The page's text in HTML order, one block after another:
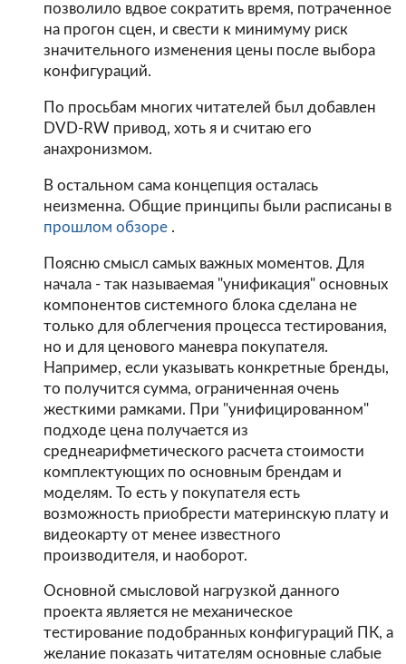
позволило вдвое сократить время, потраченное
на прогон сцен, и свести к минимуму риск
значительного изменения цены после выбора
конфигураций.
По просьбам многих читателей был добавлен
DVD-RW привод, хоть я и считаю его
анахронизмом.
В остальном сама концепция осталась
неизменна. Общие принципы были расписаны в
прошлом обзоре .
Поясню смысл самых важных моментов. Для
начала - так называемая "унификация" основных
компонентов системного блока сделана не
только для облегчения процесса тестирования,
но и для ценового маневра покупателя.
Например, если указывать конкретные бренды,
то получится сумма, ограниченная очень
жесткими рамками. При "унифицированном"
подходе цена получается из
среднеарифметического расчета стоимости
комплектующих по основным брендам и
моделям. То есть у покупателя есть
возможность приобрести материнскую плату и
видеокарту от менее известного
производителя, и наоборот.
Основной смысловой нагрузкой данного
проекта является не механическое
тестирование подобранных конфигураций ПК, а
желание показать читателям основные слабые